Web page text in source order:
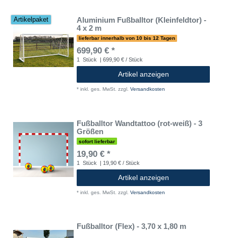
Artikelpaket
Aluminium Fußballtor (Kleinfeldtor) -
4 x 2 m
lieferbar innerhalb von 10 bis 12 Tagen
699,90 € *
1 Stück | 699,90 € / Stück
Artikel anzeigen
* inkl. ges. MwSt. zzgl. Versandkosten
Fußballtor Wandtattoo (rot-weiß) - 3
Größen
sofort lieferbar
19,90 € *
1 Stück | 19,90 € / Stück
Artikel anzeigen
* inkl. ges. MwSt. zzgl. Versandkosten
Fußballtor (Flex) - 3,70 x 1,80 m